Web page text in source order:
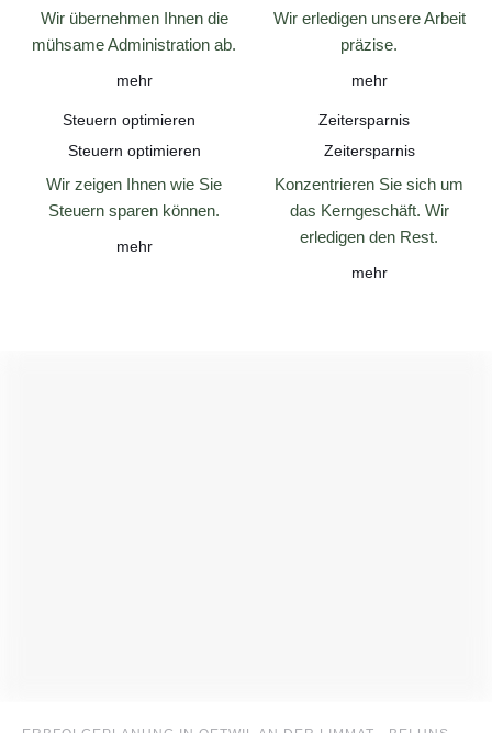
Wir übernehmen Ihnen die
mühsame Administration ab.
mehr
Wir erledigen unsere Arbeit
präzise.
mehr
Steuern optimieren
Steuern optimieren
Wir zeigen Ihnen wie Sie
Steuern sparen können.
mehr
Zeitersparnis
Zeitersparnis
Konzentrieren Sie sich um
das Kerngeschäft. Wir
erledigen den Rest.
mehr